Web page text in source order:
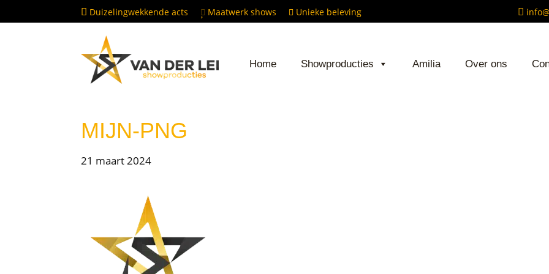
naar
Duizelingwekkende acts Maatwerk shows Unieke beleving
Van der Lei
Showproducties
RECHTS
Home Showproducties Amilia Over ons
MIJN-PNG
21 maart 2024